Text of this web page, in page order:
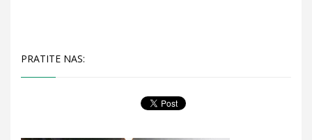
PRATITE NAS: